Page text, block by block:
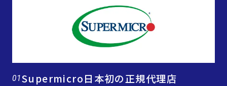
01Supermicro日本初の正規代理店